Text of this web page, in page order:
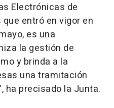
Electrónicas de
entró en vigor en
es una
la gestión de
y brinda a la
una tramitación
ha precisado la Junta.